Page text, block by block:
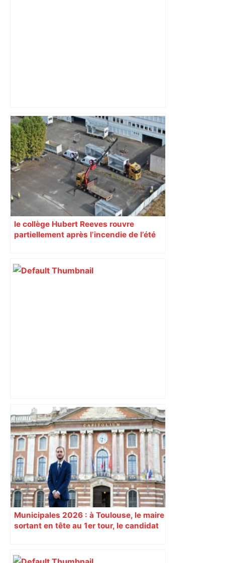
Alliance PS/LFI à Toulouse : Marc
Sztulman claque la porte – RMC
le collège Hubert Reeves rouvre
partiellement après l’incendie de l’été
Après la fusion avec la liste PS
Toulouse, le candidat LFI salue "une
dynamique qui nous oblige à la
responsabilité" – Franceinfo
Municipales 2026 : à Toulouse, le maire
sortant en tête au 1er tour, le candidat